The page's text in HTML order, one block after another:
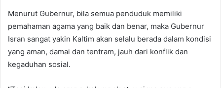
Menurut Gubernur, bila semua penduduk memiliki
pemahaman agama yang baik dan benar, maka Gubernur
Isran sangat yakin Kaltim akan selalu berada dalam kondisi
yang aman, damai dan tentram, jauh dari konflik dan
kegaduhan sosial.